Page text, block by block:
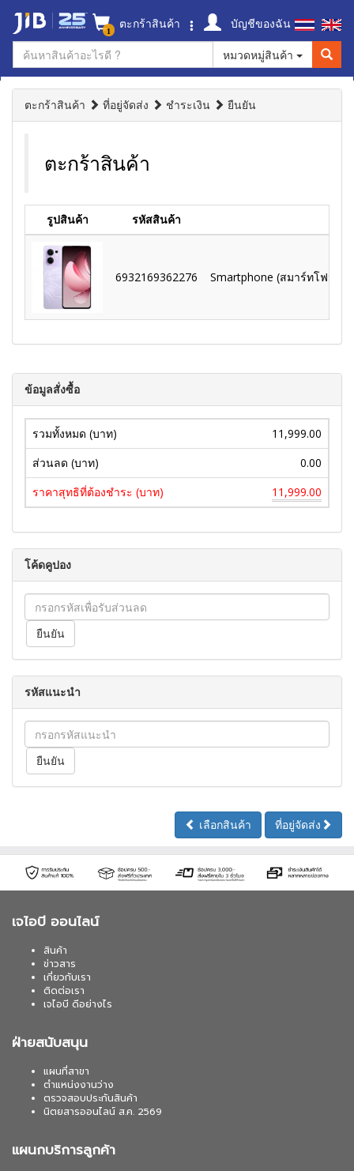
1 ตะกร้าสินค้า
บัญชีของฉัน
หมวดหมู่สินค้า
ตะกร้าสินค้า ที่อยู่จัดส่ง ชำระเงิน ยืนยัน
ตะกร้าสินค้า
รูปสินค้า รหัสสินค้า
6932169362276 Smartphone (สมาร์ทโฟน)
ข้อมูลสั่งซื้อ
รวมทั้งหมด (บาท)
11,999.00
ส่วนลด (บาท)
0.00
ราคาสุทธิที่ต้องชำระ (บาท)
11,999.00
โค้ดคูปอง
รหัสแนะนำ
เลือกสินค้า ที่อยู่จัดส่ง
เจไอบี ออนไลน์
สินค้า
ข่าวสาร
เกี่ยวกับเรา
ติดต่อเรา
เจไอบี ดีอย่างไร
ฝ่ายสนับสนุน
แผนที่สาขา
ตำแหน่งงานว่าง
ตรวจสอบประกันสินค้า
นิตยสารออนไลน์ ส.ค. 2569
แผนกบริการลูกค้า